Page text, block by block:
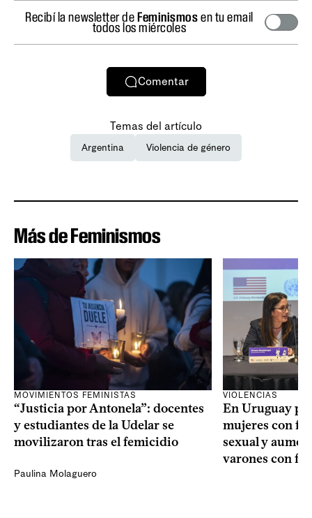
Recibí la newsletter deFeminismosen tu email
todos los miércoles
Comentar
Temas del artículo
Argentina Violencia de género
Más de Feminismos
MOVIMIENTOS FEMINISTAS
“Justicia por Antonela”: docentes
y estudiantes de la Udelar se
movilizaron tras el femicidio
Paulina Molaguero
VIOLENCIAS
En Uruguay
mujeres con
sexual y
varones con